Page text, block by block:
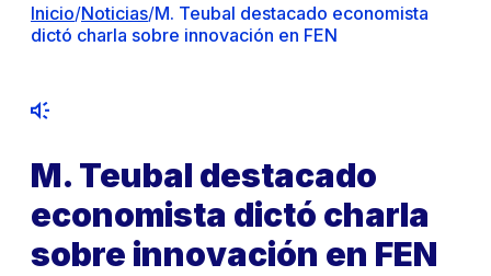
Inicio/Noticias/M. Teubal destacado economista
dictó charla sobre innovación en FEN
M. Teubal destacado
economista dictó charla
sobre innovación en FEN